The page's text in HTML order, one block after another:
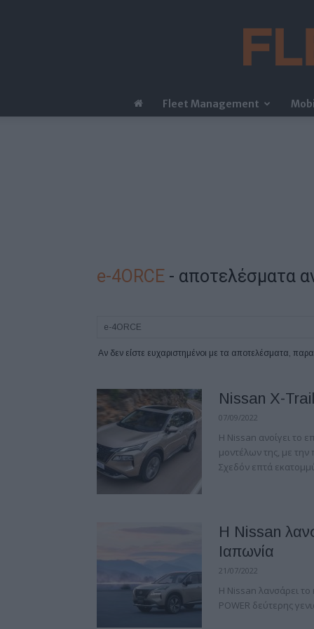
Fleet Management
e-4ORCE - αποτελέσματα
Αν δεν είστε ευχαριστημένοι με τα αποτελέσματα,
Nissan X-
07/09/2022
Η Nissan ανοίγει το
μοντέλων της, με
Σχεδόν επτά
Η Nissan
Ιαπωνία
21/07/2022
Η Nissan λανσάρει το
POWER δεύτερης